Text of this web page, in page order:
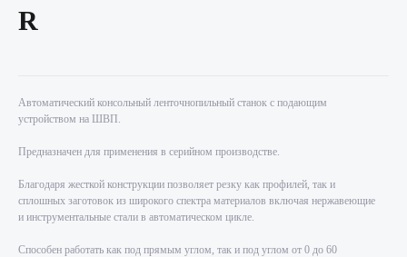
R
Автоматический консольный ленточнопильный станок с подающим
устройством на ШВП.
Предназначен для применения в серийном производстве.
Благодаря жесткой конструкции позволяет резку как профилей, так и
сплошных заготовок из широкого спектра материалов включая нержавеющие
и инструментальные стали в автоматическом цикле.
Способен работать как под прямым углом, так и под углом от 0 до 60